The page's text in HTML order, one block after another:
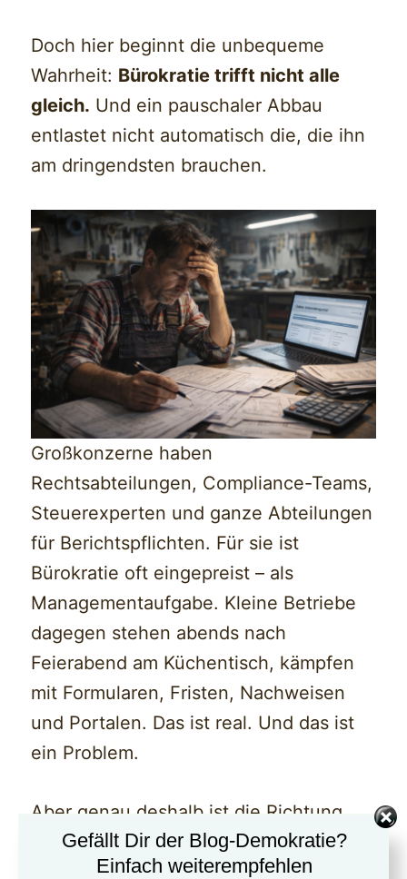
Doch hier beginnt die unbequeme
Wahrheit: Bürokratie trifft nicht alle
gleich. Und ein pauschaler Abbau
entlastet nicht automatisch die, die ihn
am dringendsten brauchen.
Großkonzerne haben
Rechtsabteilungen, Compliance-Teams,
Steuerexperten und ganze Abteilungen
für Berichtspflichten. Für sie ist
Bürokratie oft eingepreist – als
Managementaufgabe. Kleine Betriebe
dagegen stehen abends nach
Feierabend am Küchentisch, kämpfen
mit Formularen, Fristen, Nachweisen
und Portalen. Das ist real. Und das ist
ein Problem.
Aber genau deshalb ist die Richtung
entscheidend: Wer Bürokratie abbaut,
muss sicherstellen, dassnicht
Gefällt Dir der Blog-Demokratie?
Einfach weiterempfehlen